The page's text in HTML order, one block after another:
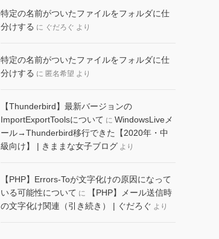
特定の名前がついたファイルをフォルダに仕
分けする に ぐだろぐ より
特定の名前がついたファイルをフォルダに仕
分けする に 匿名希望 より
【Thunderbird】最新バージョンの
ImportExportToolsについて に WindowsLiveメ
ール→Thunderbird移行できた【2020年・中
級向け】 | きままな女子ブログ より
【PHP】Errors-Toが文字化けの原因になって
いる可能性について に
【PHP】メール送信時
の文字化け関連（引き続き） | ぐだろぐ より